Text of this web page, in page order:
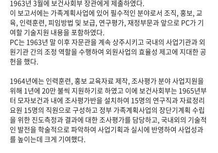
1963년 3월에 보건사회부 장관에게 제출하였다.
이 보고서에는 가족계획사업에 있어 필수적인 분야로서 조직, 홍보, 교
육, 인력훈련, 피임방법 및 보급, 연구평가, 재정부문과 앞으로 PC가 기
여할 기술지원 내용을 포함하였다.
PC는 1963년 말 이후 자문관을 계속 상주시키고 국내의 사업기관과 외
원기관 간의 조정 역할을 수행하여 외원사업의 효율성 제고에 지대한 공
헌을 했다.
1964년에는 인력훈련, 홍보 교육자료 제작, 조사평가 분야 사업지원을
위해 1년에 20만 불씩 지원하기로 하였고 이에 보건사회부는 1965년부
터 모자보건과 내에 조사평가반을 설치하여 15명의 연구직과 자료정리
요원 15명의 직원으로 구성하고 정부 가족계획사업의 장단기계획 수립
을 위한 진도측정과 결과에 대한 조사평가를 담당하고, 국내외의 기술적
인 발전을 학술적으로 파악하여 사업기획과 실시에 반영하여 사업성과
를 높이는데 크게 기여했다.